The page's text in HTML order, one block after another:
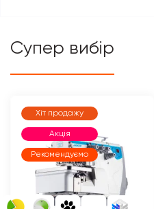
Супер вибір
Хіт продажу
Акція
Рекомендуємо